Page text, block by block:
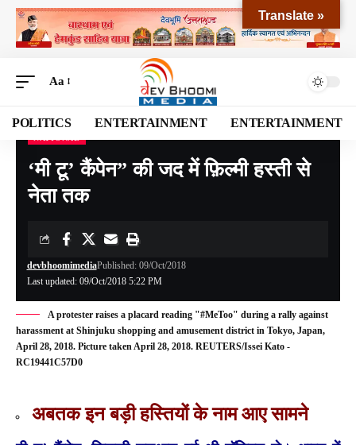
Aa
POLITICS ENTERTAINMENT ENTERTAINMENT
Devbhoomi Media>Blog>NATIONAL>‘मी टू’ कैंपेन” की जद में फ़िल्मी हस्ती से नेता तक
‘मी टू’ कैंपेन” की जद में फ़िल्मी हस्ती से
नेता तक
Last updated: 09/Oct/2018 5:22 PM
devbhoomimediaPublished: 09/Oct/2018
A protester raises a placard reading "#MeToo" during a rally against
harassment at Shinjuku shopping and amusement district in Tokyo, Japan,
April 28, 2018. Picture taken April 28, 2018. REUTERS/Issei Kato -
RC19441C57D0
अबतक इन बड़ी हस्तियों के नाम आए सामने
Translate »